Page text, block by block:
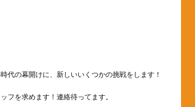
代の幕開けに、新しいいくつかの挑戦をします！
フを求めます！連絡待ってます。